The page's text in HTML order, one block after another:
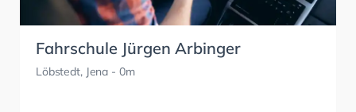
Fahrschule Jürgen Arbinger
Löbstedt, Jena - 0m